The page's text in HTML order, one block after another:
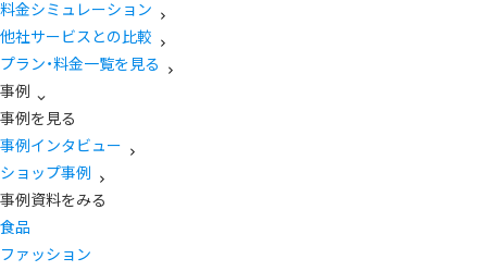
料金シミュレーション
他社サービスとの比較
プラン・料金一覧を見る
事例
事例を見る
事例インタビュー
ショップ事例
事例資料をみる
食品
ファッション